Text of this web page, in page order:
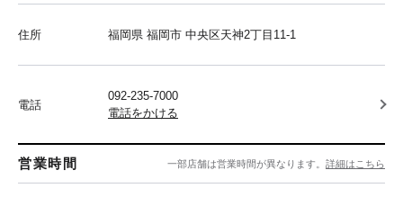
住所 福岡県 福岡市 中央区天神2丁目11-1
電話
092-235-7000
電話をかける
営業時間 一部店舗は営業時間が異なります。 詳細はこちら